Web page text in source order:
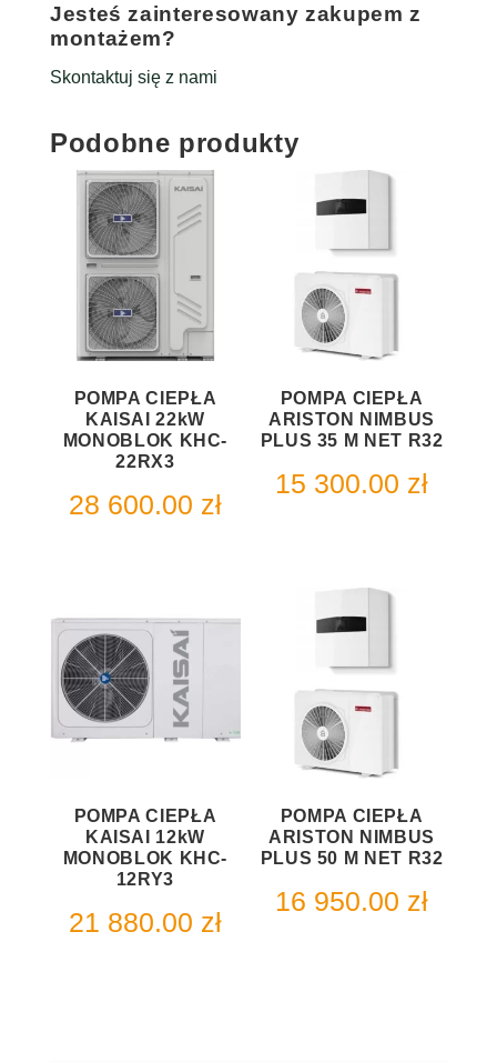
Jesteś zainteresowany zakupem z
montażem?
Skontaktuj się z nami
Podobne produkty
POMPA CIEPŁA
KAISAI 22kW
MONOBLOK KHC-
22RX3
28 600.00 zł
POMPA CIEPŁA
ARISTON NIMBUS
PLUS 35 M NET R32
15 300.00 zł
POMPA CIEPŁA
KAISAI 12kW
MONOBLOK KHC-
12RY3
21 880.00 zł
POMPA CIEPŁA
ARISTON NIMBUS
PLUS 50 M NET R32
16 950.00 zł